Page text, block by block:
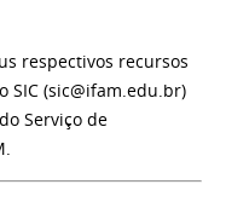
respectivos recursos
SIC (sic@ifam.edu.br)
Serviço de